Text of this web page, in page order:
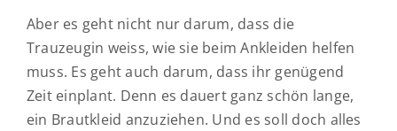
Aber es geht nicht nur darum, dass die
Trauzeugin weiss, wie sie beim Ankleiden helfen
muss. Es geht auch darum, dass ihr genügend
Zeit einplant. Denn es dauert ganz schön lange,
ein Brautkleid anzuziehen. Und es soll doch alles